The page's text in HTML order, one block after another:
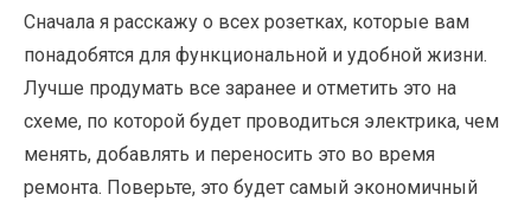
Сначала я расскажу о всех розетках, которые вам
понадобятся для функциональной и удобной жизни.
Лучше продумать все заранее и отметить это на
схеме, по которой будет проводиться электрика, чем
менять, добавлять и переносить это во время
ремонта. Поверьте, это будет самый экономичный